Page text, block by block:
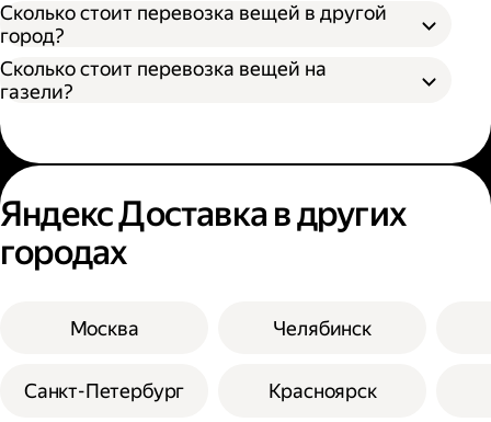
Сколько стоит перевозка вещей в другой
город?
Сколько стоит перевозка вещей на
газели?
Яндекс Доставка в других
городах
Москва
Санкт-Петербург
Челябинск
Красноярск